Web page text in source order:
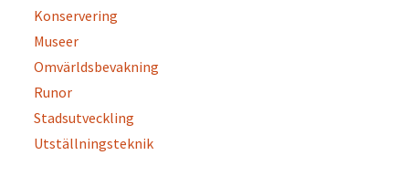
Konservering
Museer
Omvärldsbevakning
Runor
Stadsutveckling
Utställningsteknik